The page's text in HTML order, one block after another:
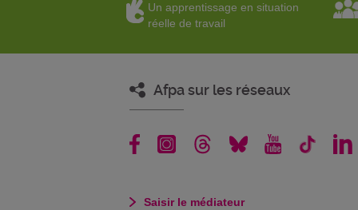
Un apprentissage en situation
réelle de travail
Afpa sur les réseaux
Saisir le médiateur